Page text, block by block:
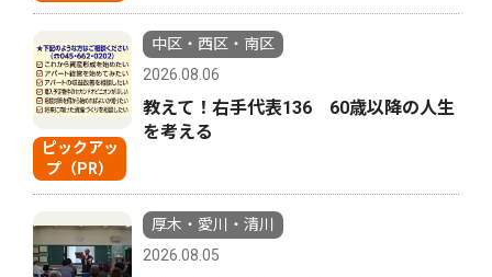
ピックアッ
プ（PR）
中区・西区・南区
2026.08.06
教えて！右手代表136 60歳以降の人生
を考える
厚木・愛川・清川
2026.08.05